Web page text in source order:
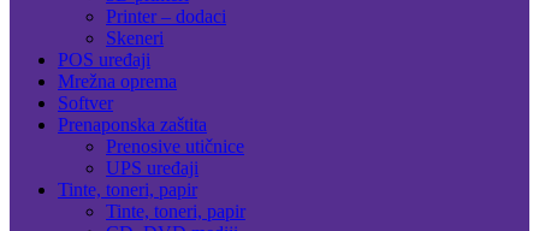
Printer – dodaci
Skeneri
POS uređaji
Mrežna oprema
Softver
Prenaponska zaštita
Prenosive utičnice
UPS uređaji
Tinte, toneri, papir
Tinte, toneri, papir